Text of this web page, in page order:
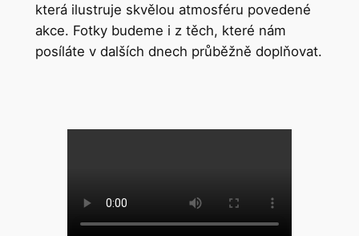
která ilustruje skvělou atmosféru povedené
akce. Fotky budeme i z těch, které nám
posíláte v dalších dnech průběžně doplňovat.